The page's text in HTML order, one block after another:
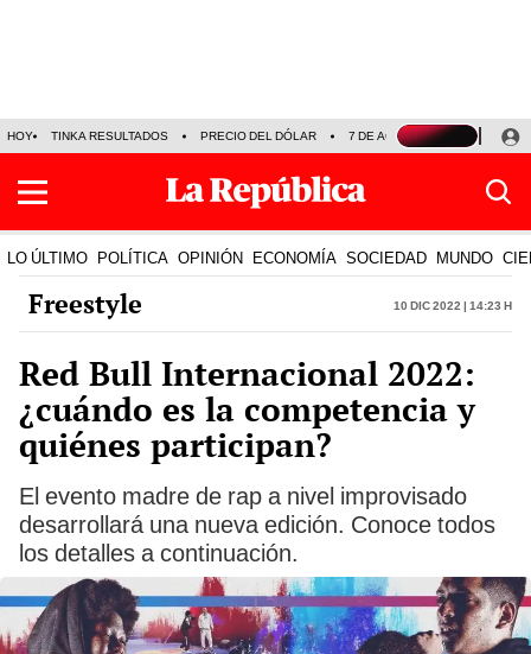
HOY TINKA RESULTADOS PRECIO DEL DÓLAR 7 DE AGOSTO OLLANTA
LO ÚLTIMO POLÍTICA OPINIÓN ECONOMÍA SOCIEDAD MUNDO
Freestyle 10 Dic 2022 | 14:23 h
Red Bull Internacional 2022:
¿cuándo es la competencia y
quiénes participan?
El evento madre de rap a nivel improvisado
desarrollará una nueva edición. Conoce todos
los detalles a continuación.